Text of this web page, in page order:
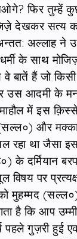
फिर तुम्हें
देखकर सत्य
अल्लाह ने
के साथ
वे बातें हैं जो
उस आदमी के मन
में इस
और मक्का
रहा था
के दर्मियान
पर
मुहम्मद
है कि आप
पहले गुज़री हुई